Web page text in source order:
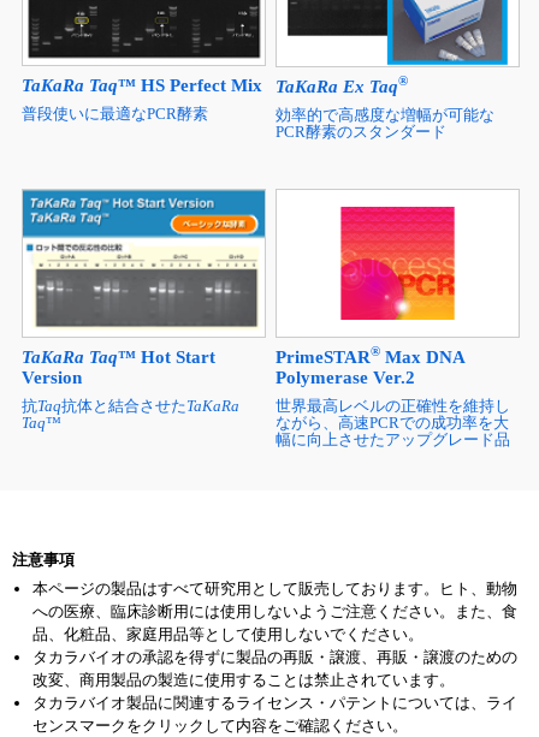
TaKaRa Taq™ HS Perfect Mix
普段使いに最適なPCR酵素
TaKaRa Ex Taq®
効率的で高感度な増幅が可能な
PCR酵素のスタンダード
TaKaRa Taq™ Hot Start
Version
抗Taq抗体と結合させたTaKaRa
Taq™
PrimeSTAR® Max DNA
Polymerase Ver.2
世界最高レベルの正確性を維持し
ながら、高速PCRでの成功率を大
幅に向上させたアップグレード品
注意事項
本ページの製品はすべて研究用として販売しております。ヒト、動物
への医療、臨床診断用には使用しないようご注意ください。また、食
品、化粧品、家庭用品等として使用しないでください。
タカラバイオの承認を得ずに製品の再販・譲渡、再販・譲渡のための
改変、商用製品の製造に使用することは禁止されています。
タカラバイオ製品に関連するライセンス・パテントについては、ライ
センスマークをクリックして内容をご確認ください。